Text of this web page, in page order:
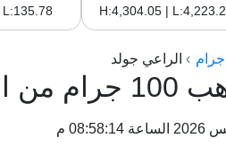
H:4,304.05 |
الراعي جولد
جولد